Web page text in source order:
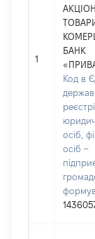
1
БАНК
Код в
реєстрі
осіб,
осіб –